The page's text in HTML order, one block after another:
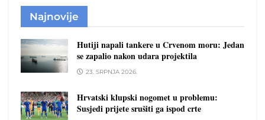
Najnovije
Hutiji napali tankere u Crvenom moru: Jedan
se zapalio nakon udara projektila
23. SRPNJA 2026.
Hrvatski klupski nogomet u problemu:
Susjedi prijete srušiti ga ispod crte